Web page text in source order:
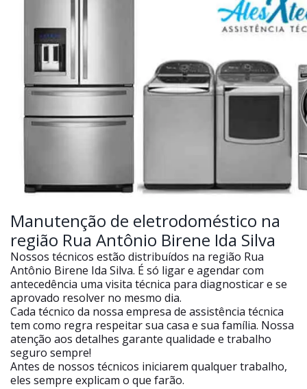
Manutenção de eletrodoméstico na
região Rua Antônio Birene Ida Silva
Nossos técnicos estão distribuídos na região Rua
Antônio Birene Ida Silva. É só ligar e agendar com
antecedência uma visita técnica para diagnosticar e se
aprovado resolver no mesmo dia.
Cada técnico da nossa empresa de assistência técnica
tem como regra respeitar sua casa e sua família. Nossa
atenção aos detalhes garante qualidade e trabalho
seguro sempre!
Antes de nossos técnicos iniciarem qualquer trabalho,
eles sempre explicam o que farão.